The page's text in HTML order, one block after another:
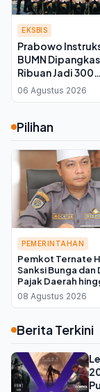
EKSBIS
Prabowo
BUMN
Ribuan Jadi 300
Perusahaan, Kadin
Kalteng:
06 Agustus 2026
Pilihan
PEMERINTAHAN
Pemkot Ternate
Sanksi Bunga dan
Pajak Daerah
September 2026,
Bayar Pokok
08 Agustus 2026
Berita Terkini